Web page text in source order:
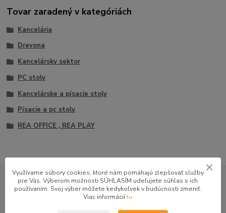
Tovar zaradený v kategóriách
Kancelária
Drevona
Kancelársky sektor
PC stoly
Kancelárske a písacie stoly
Písacie a pc stoly
REA OFFICE , REA PLAY
GOOGLE RECENZIE ZÁKAZNÍKOV
4.9★★★★★
47 recenzií · Google
Využívame súbory cookies, ktoré nám pomáhajú zlepšovať služby
pre Vás. Výberom možnosti SÚHLASÍM udeľujete súhlas s ich
používaním. Svoj výber môžete kedykoľvek v budúcnosti zmeniť.
Viac informáciítu